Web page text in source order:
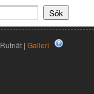
Rutnät | Galleri